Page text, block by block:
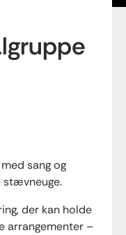
sang og
stævneuge.
der kan holde
arrangementer –